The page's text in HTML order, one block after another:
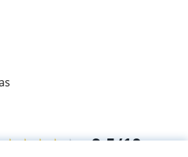
★★★★★ 9,5/10